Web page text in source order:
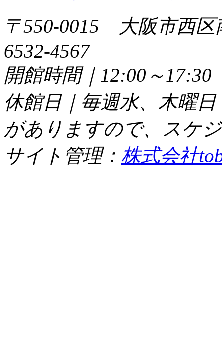
〒550-0015 大阪市西
6532-4567
開館時間｜12:00～
休館日｜毎週水、木曜
がありますので、スケ
サイト管理： 株式会社